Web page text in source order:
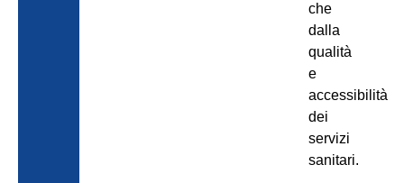
che
dalla
qualità
e
accessibilità
dei
servizi
sanitari.